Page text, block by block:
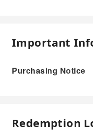
Important
Purchasing Notice
Redemption